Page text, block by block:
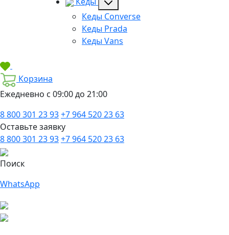
Кеды Converse
Кеды Prada
Кеды Vans
Корзина
Ежедневно с 09:00 до 21:00
8 800 301 23 93+7 964 520 23 63
Оставьте заявку
8 800 301 23 93+7 964 520 23 63
Поиск
WhatsApp